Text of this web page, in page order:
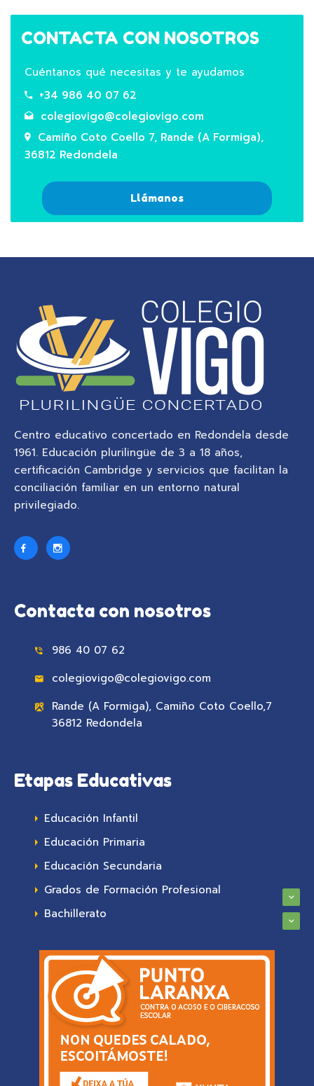
CONTACTA CON NOSOTROS
Cuéntanos qué necesitas y te ayudamos
+34 986 40 07 62
colegiovigo@colegiovigo.com
Camiño Coto Coello 7, Rande (A Formiga),
36812 Redondela
Llámanos
Centro educativo concertado en Redondela desde
1961. Educación plurilingüe de 3 a 18 años,
certificación Cambridge y servicios que facilitan la
conciliación familiar en un entorno natural
privilegiado.
Contacta con nosotros
986 40 07 62
colegiovigo@colegiovigo.com
Rande (A Formiga), Camiño Coto Coello,7
36812 Redondela
Etapas Educativas
Educación Infantil
Educación Primaria
Educación Secundaria
Grados de Formación Profesional
Bachillerato